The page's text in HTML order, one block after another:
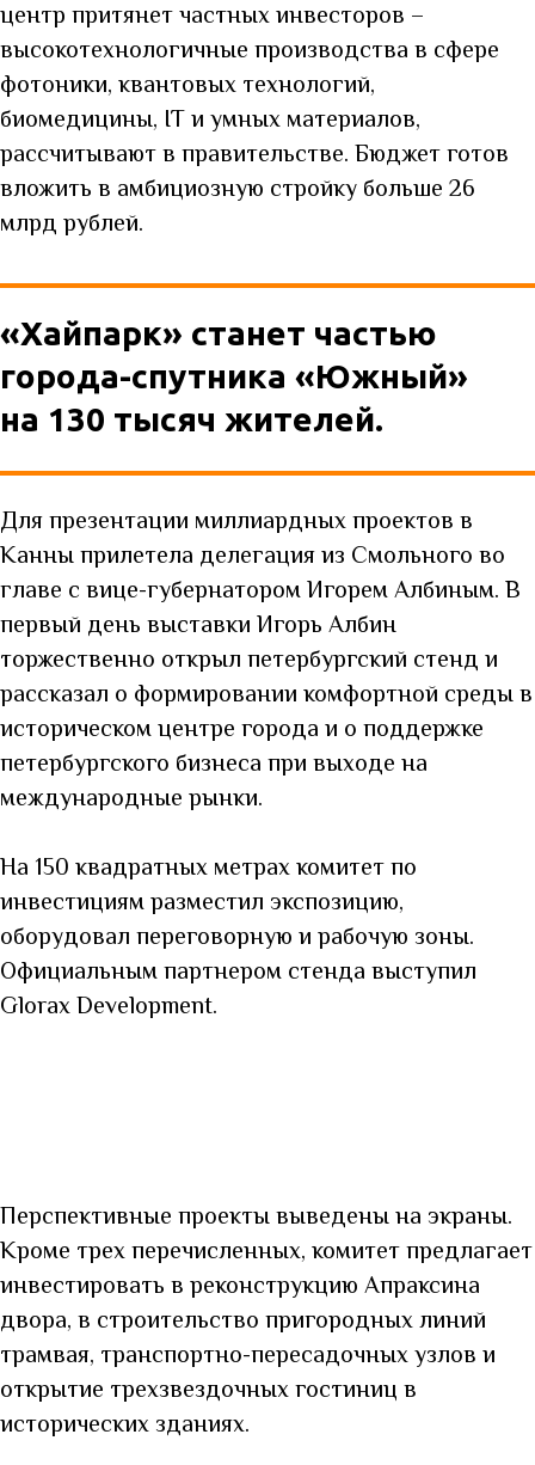
центр притянет частных инвесторов –
высокотехнологичные производства в сфере
фотоники, квантовых технологий,
биомедицины, IT и умных материалов,
рассчитывают в правительстве. Бюджет готов
вложить в амбициозную стройку больше 26
млрд рублей.
«Хайпарк» станет частью
города-спутника «Южный»
на 130 тысяч жителей.
Для презентации миллиардных проектов в
Канны прилетела делегация из Смольного во
главе с вице-губернатором Игорем Албиным. В
первый день выставки Игорь Албин
торжественно открыл петербургский стенд и
рассказал о формировании комфортной среды в
историческом центре города и о поддержке
петербургского бизнеса при выходе на
международные рынки.
На 150 квадратных метрах комитет по
инвестициям разместил экспозицию,
оборудовал переговорную и рабочую зоны.
Официальным партнером стенда выступил
Glorax Development.
Перспективные проекты выведены на экраны.
Кроме трех перечисленных, комитет предлагает
инвестировать в реконструкцию Апраксина
двора, в строительство пригородных линий
трамвая, транспортно-пересадочных узлов и
открытие трехзвездочных гостиниц в
исторических зданиях.